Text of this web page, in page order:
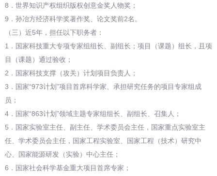
8．世界知识产权组织版权创意金奖人物奖；
9．孙冶方经济科学奖著作奖、论文奖前2名。
（三）近5年，担任以下职务者：
1．国家科技重大专项专家组组长、副组长；项目（课题）组长，且项
目（课题）通过验收；
2．国家科技支撑（攻关）计划项目负责人；
3．国家“973计划”项目首席科学家、承担研究任务的项目专家组成
员；
4．国家“863计划”领域主题专家组组长、副组长、召集人；
5．国家实验室主任、副主任、学术委员会主任，国家重点实验室主
任、学术委员会主任，国家工程实验室、国家工程（技术）研究中
心、国家能源研发（实验）中心主任；
6．国家社会科学基金重大项目首席专家；